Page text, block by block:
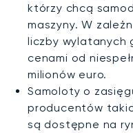
którzy chcą
maszyny. W
liczby wylatanych
cenami od
milionów euro.
Samoloty o
producentów
są dostępne na